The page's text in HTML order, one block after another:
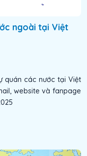
ngoài tại Việt
quán các nước tại Việt
website và fanpage